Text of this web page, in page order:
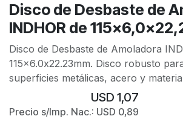
Disco de Desbaste de
INDHOR de
Disco de Desbaste de Amoladora
115x6.0x22.23mm. Disco robusto
superficies metálicas, acero y
USD 1,07
Precio s/Imp. Nac.: USD 0,89